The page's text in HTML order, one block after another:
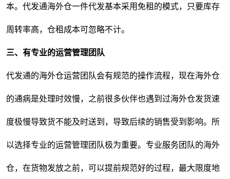
本。代发通海外仓一件代发基本采用免租的模式，只要库存
周转率高，仓租成本可忽略不计。
三、有专业的运营管理团队
代发通的海外仓运营团队会有规范的操作流程，现在海外仓
的通病是处理时效慢，之前很多伙伴也遇到过海外仓发货速
度极慢导致货不能及时送到，导致后续的销售受到影响。所
以选择专业的运营管理团队极为重要。专业服务团队的海外
仓，在货物发放之前，可以提前规范好的过程，最大限度地